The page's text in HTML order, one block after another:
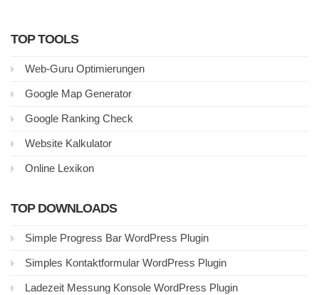
TOP TOOLS
Web-Guru Optimierungen
Google Map Generator
Google Ranking Check
Website Kalkulator
Online Lexikon
TOP DOWNLOADS
Simple Progress Bar WordPress Plugin
Simples Kontaktformular WordPress Plugin
Ladezeit Messung Konsole WordPress Plugin